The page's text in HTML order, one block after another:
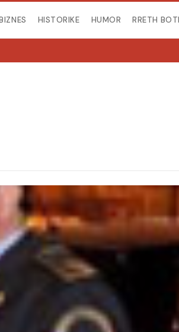
HISTORIKE HUMOR RRETH